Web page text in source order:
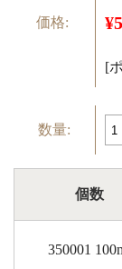
価格:
[
数量:
個数
350001